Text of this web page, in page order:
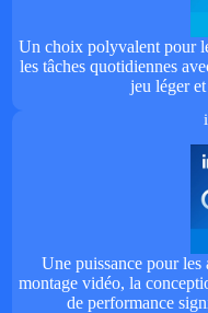
Un choix polyvalent pour
les tâches quotidiennes
jeu léger
Une puissance pour les
montage vidéo, la
de performance